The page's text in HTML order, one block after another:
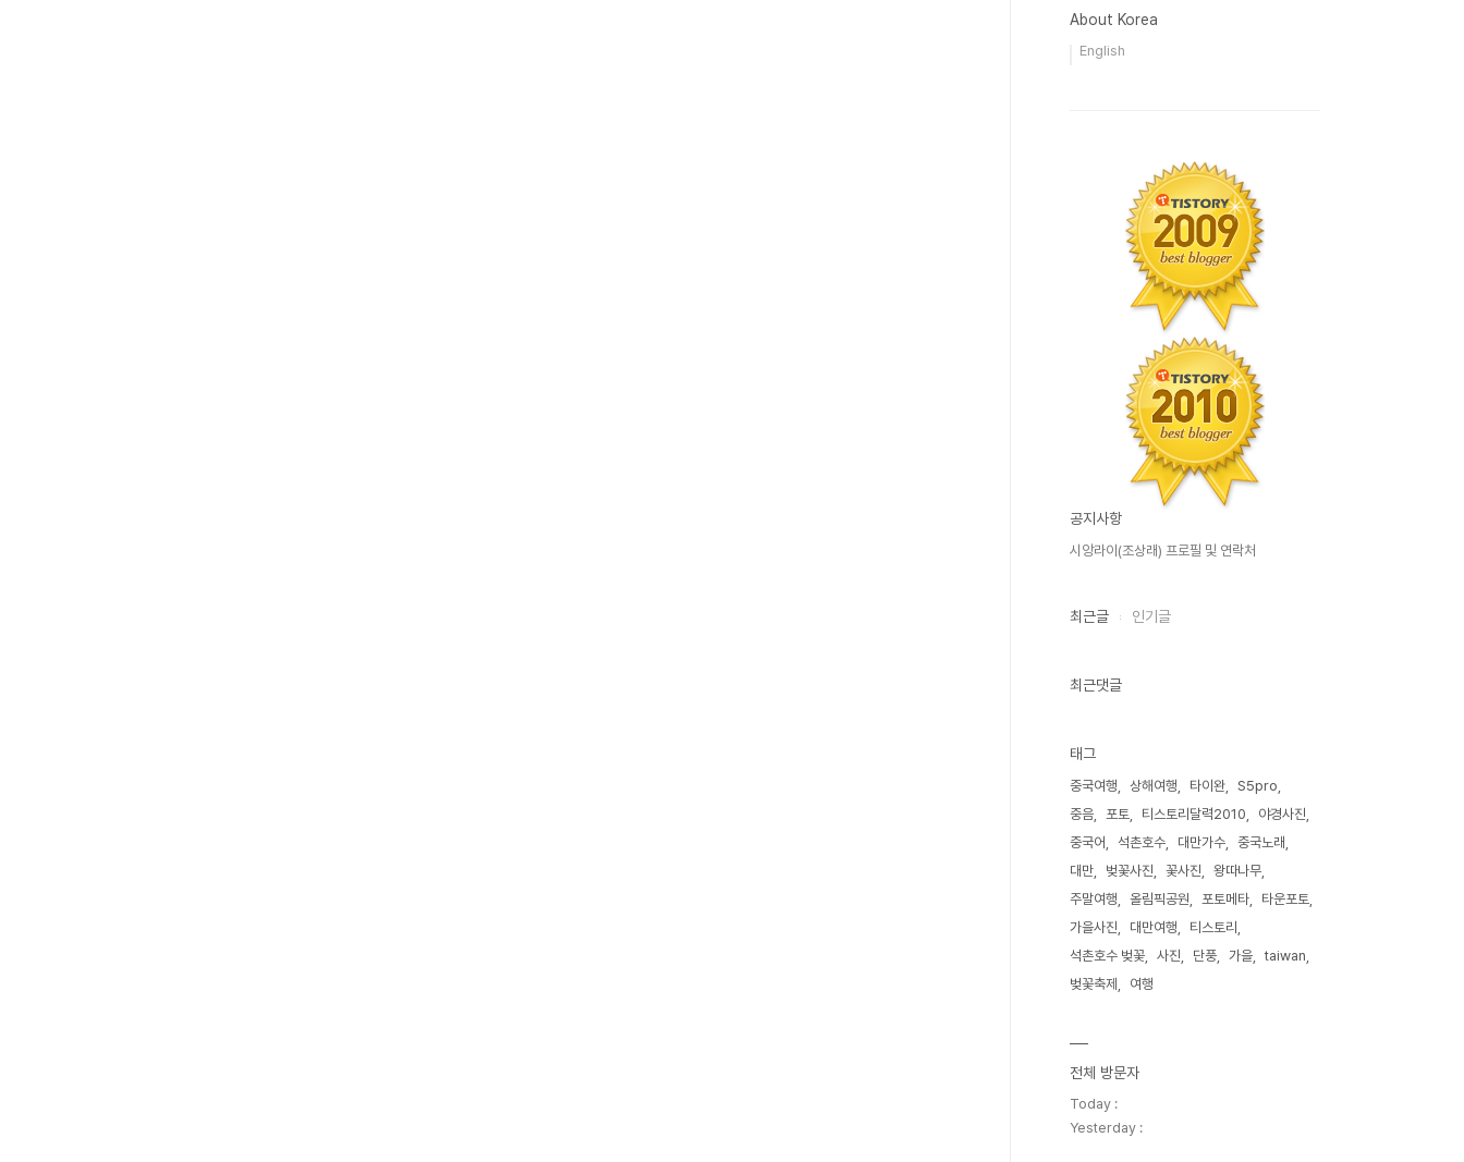
About Korea
English
공지사항
시앙라이(조상래) 프로필 및 연락처
최근글 인기글
최근댓글
태그
중국여행 상해여행 타이완
S5pro
중음
포토 티스토리달력2010
야경사진
중국어
석촌호수 대만가수
중국노래
대만
벚꽃사진 꽃사진
왕따나무
주말여행
올림픽공원 포토메타
타운포토
가을사진
대만여행
티스토리
석촌호수 벚꽃
사진 단풍 가을
taiwan
벚꽃축제
여행
전체 방문자
Today :
Yesterday :